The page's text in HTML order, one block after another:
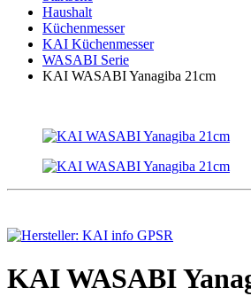
Haushalt
Küchenmesser
KAI Küchenmesser
WASABI Serie
KAI WASABI Yanagiba 21cm
KAI WASABI